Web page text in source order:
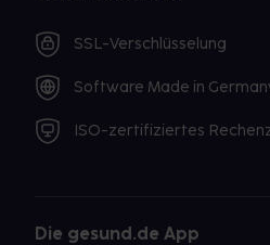
SSL-Verschlüsselung
Software Made in
ISO-zertifiziertes
Die gesund.de App